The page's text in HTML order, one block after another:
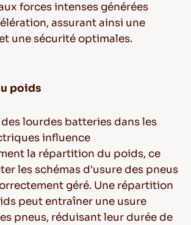
forces intenses générées
assurant ainsi une
une sécurité optimales.
poids
lourdes batteries dans les
influence
la répartition du poids, ce
les schémas d'usure des pneus
géré. Une répartition
peut entraîner une usure
pneus, réduisant leur durée de